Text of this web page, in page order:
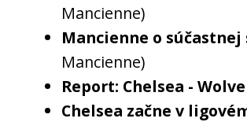
Mancienne)
Mancienne o
Mancienne)
Report: Chelsea -
Chelsea začne v